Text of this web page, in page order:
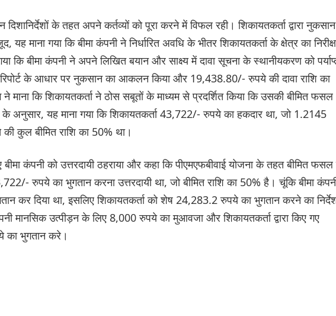
दिशानिर्देशों के तहत अपने कर्तव्यों को पूरा करने में विफल रही। शिकायतकर्ता द्वारा नुकसान
माना गया कि बीमा कंपनी ने निर्धारित अवधि के भीतर शिकायतकर्ता के क्षेत्र का
कि बीमा कंपनी ने अपने लिखित बयान और साक्ष्य में दावा सूचना के स्थानीयकरण को
के आधार पर नुकसान का आकलन किया और 19,438.80/- रुपये की दावा राशि का
माना कि शिकायतकर्ता ने ठोस सबूतों के माध्यम से प्रदर्शित किया कि उसकी बीमित फसल
यह माना गया कि शिकायतकर्ता 43,722/- रुपये का हकदार था, जो 1.2145
कुल बीमित राशि का 50% था।
कंपनी को उत्तरदायी ठहराया और कहा कि पीएमएफबीवाई योजना के तहत बीमित
रुपये का भुगतान करना उत्तरदायी था, जो बीमित राशि का 50% है। चूंकि बीमा
कर दिया था, इसलिए शिकायतकर्ता को शेष 24,283.2 रुपये का भुगतान करने का
मानसिक उत्पीड़न के लिए 8,000 रुपये का मुआवजा और शिकायतकर्ता द्वारा किए गए
का भुगतान करे।